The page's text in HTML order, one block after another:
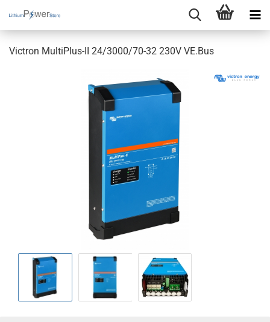
Victron MultiPlus-II 24/3000/70-32 230V VE.Bus